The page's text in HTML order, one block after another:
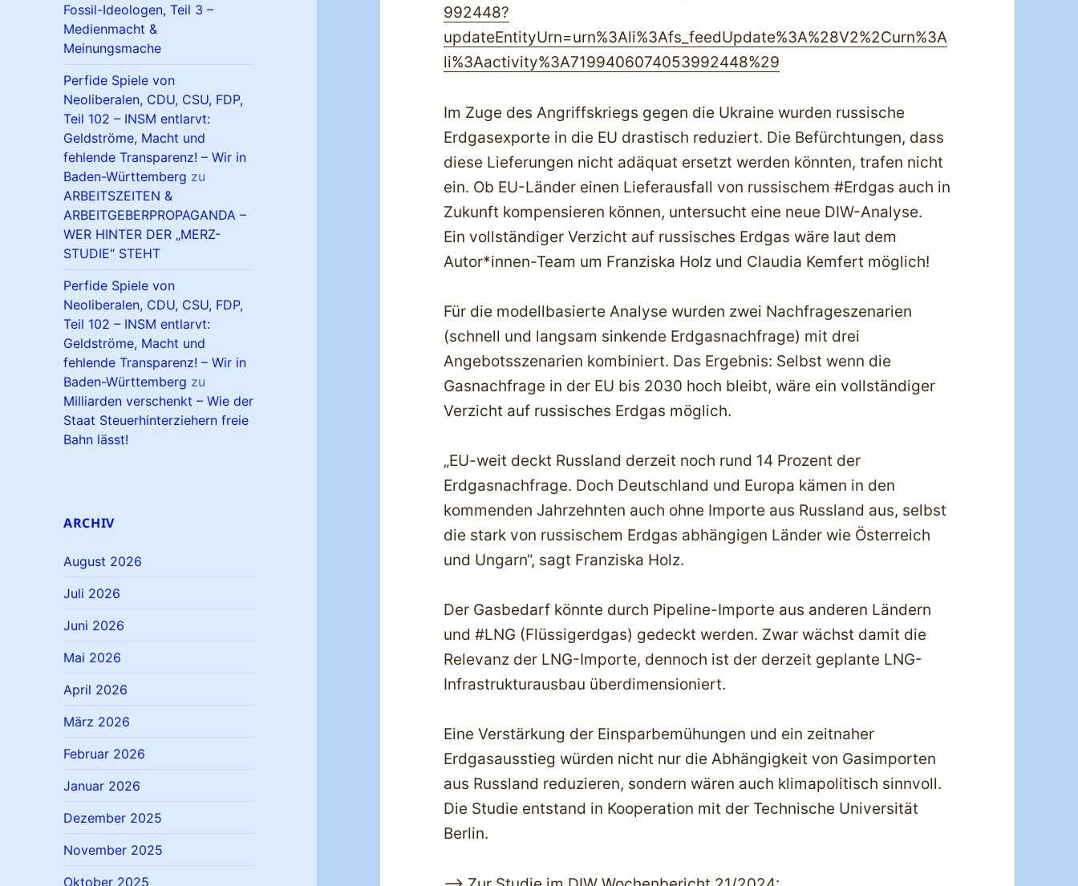
Fossil-Ideologen, Teil 3 –
Medienmacht &
Meinungsmache
Perfide Spiele von
Neoliberalen, CDU, CSU, FDP,
Teil 102 – INSM entlarvt:
Geldströme, Macht und
fehlende Transparenz! – Wir in
Baden-Württemberg zu
ARBEITSZEITEN &
ARBEITGEBERPROPAGANDA –
WER HINTER DER „MERZ-
STUDIE“ STEHT
Perfide Spiele von
Neoliberalen, CDU, CSU, FDP,
Teil 102 – INSM entlarvt:
Geldströme, Macht und
fehlende Transparenz! – Wir in
Baden-Württemberg zu
Milliarden verschenkt – Wie der
Staat Steuerhinterziehern freie
Bahn lässt!
ARCHIV
August 2026
Juli 2026
Juni 2026
Mai 2026
April 2026
März 2026
Februar 2026
Januar 2026
Dezember 2025
November 2025
Oktober 2025
992448?
updateEntityUrn=urn%3Ali%3Afs_feedUpdate%3A%28V2%2Curn%3A
li%3Aactivity%3A7199406074053992448%29
Im Zuge des Angriffskriegs gegen die Ukraine wurden russische
Erdgasexporte in die EU drastisch reduziert. Die Befürchtungen, dass
diese Lieferungen nicht adäquat ersetzt werden könnten, trafen nicht
ein. Ob EU-Länder einen Lieferausfall von russischem #Erdgas auch in
Zukunft kompensieren können, untersucht eine neue DIW-Analyse.
Ein vollständiger Verzicht auf russisches Erdgas wäre laut dem
Autor*innen-Team um Franziska Holz und Claudia Kemfert möglich!
Für die modellbasierte Analyse wurden zwei Nachfrageszenarien
(schnell und langsam sinkende Erdgasnachfrage) mit drei
Angebotsszenarien kombiniert. Das Ergebnis: Selbst wenn die
Gasnachfrage in der EU bis 2030 hoch bleibt, wäre ein vollständiger
Verzicht auf russisches Erdgas möglich.
„EU-weit deckt Russland derzeit noch rund 14 Prozent der
Erdgasnachfrage. Doch Deutschland und Europa kämen in den
kommenden Jahrzehnten auch ohne Importe aus Russland aus, selbst
die stark von russischem Erdgas abhängigen Länder wie Österreich
und Ungarn“, sagt Franziska Holz.
Der Gasbedarf könnte durch Pipeline-Importe aus anderen Ländern
und #LNG (Flüssigerdgas) gedeckt werden. Zwar wächst damit die
Relevanz der LNG-Importe, dennoch ist der derzeit geplante LNG-
Infrastrukturausbau überdimensioniert.
Eine Verstärkung der Einsparbemühungen und ein zeitnaher
Erdgasausstieg würden nicht nur die Abhängigkeit von Gasimporten
aus Russland reduzieren, sondern wären auch klimapolitisch sinnvoll.
Die Studie entstand in Kooperation mit der Technische Universität
Berlin.